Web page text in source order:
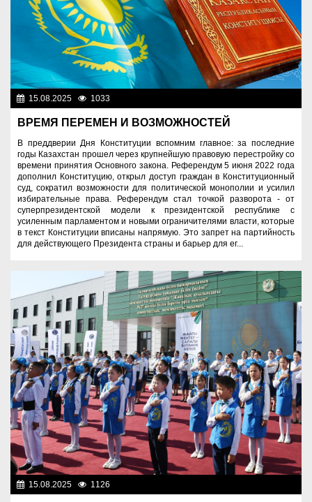
15.08.2025 1033
ВРЕМЯ ПЕРЕМЕН И ВОЗМОЖНОСТЕЙ
В преддверии Дня Конституции вспомним главное: за последние
годы Казахстан прошел через крупнейшую правовую перестройку со
времени принятия Основного закона. Референдум 5 июня 2022 года
дополнил Конституцию, открыл доступ граждан в Конституционный
суд, сократил возможности для политической монополии и усилил
избирательные права. Референдум стал точкой разворота - от
суперпрезидентской модели к президентской республике с
усиленным парламентом и новыми ограничителями власти, которые
в текст Конституции вписаны напрямую. Это запрет на партийность
для действующего Президента страны и барьер для ег...
15.08.2025 1126